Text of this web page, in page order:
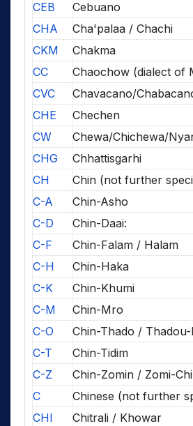
CEB
Cebuano
CHA
Cha'palaa / Chachi
CKM
Chakma
CC
Chaochow (dialect of
CVC
Chavacano/
CHE
Chechen
CW
Chewa/Chichewa/
CHG
Chhattisgarhi
CH
Chin (not further
C-A
Chin-Asho
C-D
Chin-Daai:
C-F
Chin-Falam / Halam
C-H
Chin-Haka
C-K
Chin-Khumi
C-M
Chin-Mro
C-O
Chin-Thado / Thadou-
C-T
Chin-Tidim
C-Z
Chin-Zomin / Zomi-
C
Chinese (not further
CHI
Chitrali / Khowar